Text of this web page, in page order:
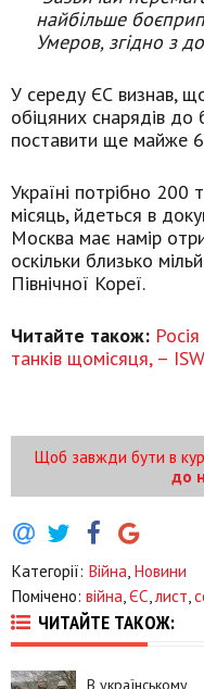
найбільше
Умеров, згідно з
У середу ЄС визнав,
обіцяних снарядів до
поставити ще майже
Україні потрібно 200
місяць, йдеться в
Москва має намір
оскільки близько
Північної Кореї.
Читайте також:
танків щомісяця, – ISW
Щоб завжди бути в
до
Категорії: Війна, Новини
Помічено: війна,ЄС,лист,
ЧИТАЙТЕ ТАКОЖ:
В українському